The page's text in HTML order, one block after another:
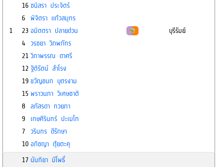
1
16 ชนิสรา ประจิตร์
6 พิจิตรา แก้วสมุทร
23 อมิตตรา ปลายด่วน
4 วรชยา วิภพภัทร
21 วิภาพรรณ ดาศรี
12 ฐิติรัตน์ สำโรง
19 ขวัญชนก บุตรงาม
15 พราวนภา วิเศษชาติ
8 ลภัสรดา ทวยภา
9 เกษศิรินทร์ ปะเมโท
7 วรินทร ดีรักษา
10 อภิชญา ตุ้ยตะคุ
บุรีรัมย์
17 นันทิยา มีโพธิ์